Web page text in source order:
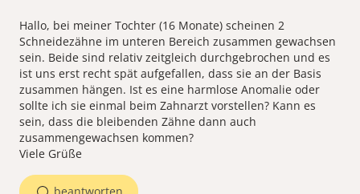
Hallo, bei meiner Tochter (16 Monate) scheinen 2
Schneidezähne im unteren Bereich zusammen gewachsen
sein. Beide sind relativ zeitgleich durchgebrochen und es
ist uns erst recht spät aufgefallen, dass sie an der Basis
zusammen hängen. Ist es eine harmlose Anomalie oder
sollte ich sie einmal beim Zahnarzt vorstellen? Kann es
sein, dass die bleibenden Zähne dann auch
zusammengewachsen kommen?
Viele Grüße